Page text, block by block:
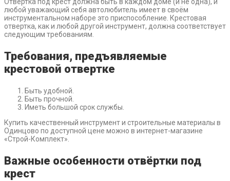
любой уважающий себя автолюбитель имеет в своём
инструментальном наборе это приспособление. Крестовая
отвертка, как и любой другой инструмент, должна соответствует
следующим требованиям.
Требования, предъявляемые
крестовой отвертке
Быть удобной.
Быть прочной.
Иметь большой срок службы.
Купить качественный инструмент и строительные материалы в
Одинцово по доступной цене можно в интернет-магазине
«Строй-Комплект».
Важные особенности отвёртки под
крест